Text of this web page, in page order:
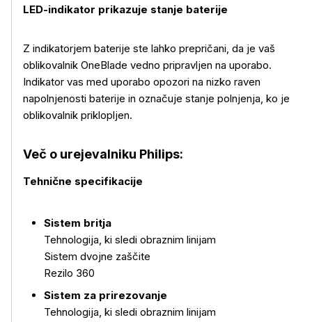
LED-indikator prikazuje stanje baterije
Z indikatorjem baterije ste lahko prepričani, da je vaš
oblikovalnik OneBlade vedno pripravljen na uporabo.
Indikator vas med uporabo opozori na nizko raven
napolnjenosti baterije in označuje stanje polnjenja, ko je
oblikovalnik priklopljen.
Več o urejevalniku Philips:
Tehnične specifikacije
Sistem britja
Tehnologija, ki sledi obraznim linijam
Sistem dvojne zaščite
Rezilo 360
Sistem za prirezovanje
Tehnologija, ki sledi obraznim linijam